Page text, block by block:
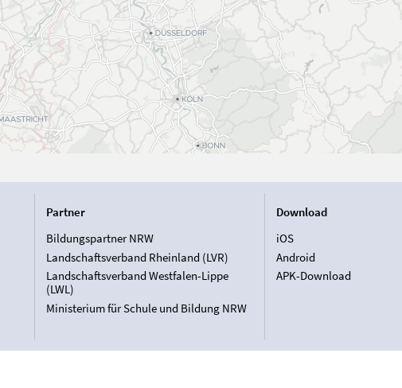
Partner
Bildungspartner NRW
Landschaftsverband Rheinland (LVR)
Landschaftsverband Westfalen-Lippe
(LWL)
Ministerium für Schule und Bildung NRW
Download
iOS
Android
APK-Download